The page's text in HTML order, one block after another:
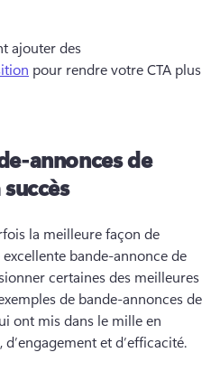
ajouter des
pour rendre votre CTA plus
annonces de
la meilleure façon de
bande-annonce de
certaines des meilleures
de bande-annonces de
ont mis dans le mille en
et d’efficacité.